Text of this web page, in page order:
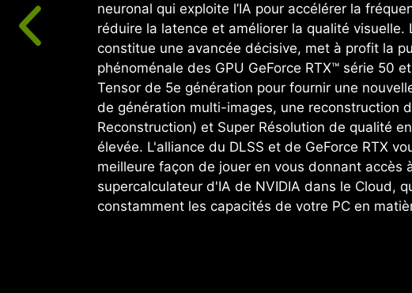
neuronal qui exploite l’IA pour accélérer la
réduire la latence et améliorer la qualité visuelle.
constitue une avancée décisive, met à profit la
phénoménale des GPU GeForce RTX™ série 50
Tensor de 5e génération pour fournir une
de génération multi-images, une reconstruction
Reconstruction) et Super Résolution de qualité
élevée. L'alliance du DLSS et de GeForce RTX
meilleure façon de jouer en vous donnant accès
supercalculateur d'IA de NVIDIA dans le Cloud,
constamment les capacités de votre PC en